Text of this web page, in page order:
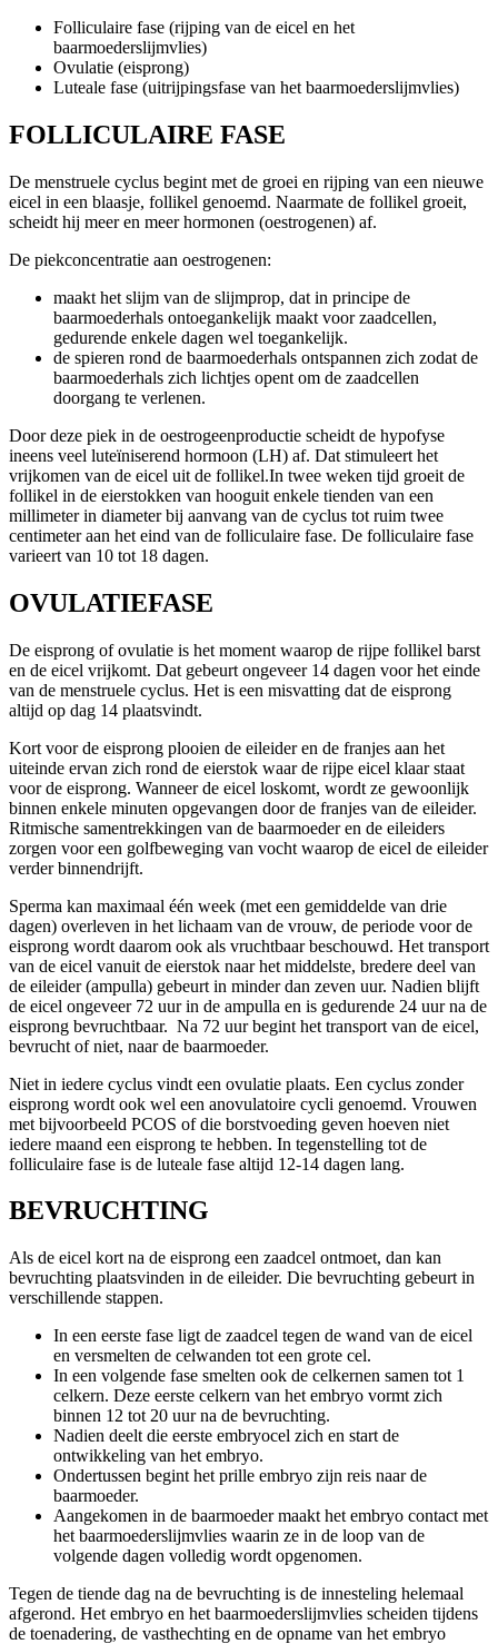
Folliculaire fase (rijping van de eicel en het
baarmoederslijmvlies)
Ovulatie (eisprong)
Luteale fase (uitrijpingsfase van het baarmoederslijmvlies)
FOLLICULAIRE FASE
De menstruele cyclus begint met de groei en rijping van een nieuwe
eicel in een blaasje, follikel genoemd. Naarmate de follikel groeit,
scheidt hij meer en meer hormonen (oestrogenen) af.
De piekconcentratie aan oestrogenen:
maakt het slijm van de slijmprop, dat in principe de
baarmoederhals ontoegankelijk maakt voor zaadcellen,
gedurende enkele dagen wel toegankelijk.
de spieren rond de baarmoederhals ontspannen zich zodat de
baarmoederhals zich lichtjes opent om de zaadcellen
doorgang te verlenen.
Door deze piek in de oestrogeenproductie scheidt de hypofyse
ineens veel luteïniserend hormoon (LH) af. Dat stimuleert het
vrijkomen van de eicel uit de follikel.In twee weken tijd groeit de
follikel in de eierstokken van hooguit enkele tienden van een
millimeter in diameter bij aanvang van de cyclus tot ruim twee
centimeter aan het eind van de folliculaire fase. De folliculaire fase
varieert van 10 tot 18 dagen.
OVULATIEFASE
De eisprong of ovulatie is het moment waarop de rijpe follikel barst
en de eicel vrijkomt. Dat gebeurt ongeveer 14 dagen voor het einde
van de menstruele cyclus. Het is een misvatting dat de eisprong
altijd op dag 14 plaatsvindt.
Kort voor de eisprong plooien de eileider en de franjes aan het
uiteinde ervan zich rond de eierstok waar de rijpe eicel klaar staat
voor de eisprong. Wanneer de eicel loskomt, wordt ze gewoonlijk
binnen enkele minuten opgevangen door de franjes van de eileider.
Ritmische samentrekkingen van de baarmoeder en de eileiders
zorgen voor een golfbeweging van vocht waarop de eicel de eileider
verder binnendrijft.
Sperma kan maximaal één week (met een gemiddelde van drie
dagen) overleven in het lichaam van de vrouw, de periode voor de
eisprong wordt daarom ook als vruchtbaar beschouwd. Het transport
van de eicel vanuit de eierstok naar het middelste, bredere deel van
de eileider (ampulla) gebeurt in minder dan zeven uur. Nadien blijft
de eicel ongeveer 72 uur in de ampulla en is gedurende 24 uur na de
eisprong bevruchtbaar. Na 72 uur begint het transport van de eicel,
bevrucht of niet, naar de baarmoeder.
Niet in iedere cyclus vindt een ovulatie plaats. Een cyclus zonder
eisprong wordt ook wel een anovulatoire cycli genoemd. Vrouwen
met bijvoorbeeld PCOS of die borstvoeding geven hoeven niet
iedere maand een eisprong te hebben. In tegenstelling tot de
folliculaire fase is de luteale fase altijd 12-14 dagen lang.
BEVRUCHTING
Als de eicel kort na de eisprong een zaadcel ontmoet, dan kan
bevruchting plaatsvinden in de eileider. Die bevruchting gebeurt in
verschillende stappen.
In een eerste fase ligt de zaadcel tegen de wand van de eicel
en versmelten de celwanden tot een grote cel.
In een volgende fase smelten ook de celkernen samen tot 1
celkern. Deze eerste celkern van het embryo vormt zich
binnen 12 tot 20 uur na de bevruchting.
Nadien deelt die eerste embryocel zich en start de
ontwikkeling van het embryo.
Ondertussen begint het prille embryo zijn reis naar de
baarmoeder.
Aangekomen in de baarmoeder maakt het embryo contact met
het baarmoederslijmvlies waarin ze in de loop van de
volgende dagen volledig wordt opgenomen.
Tegen de tiende dag na de bevruchting is de innesteling helemaal
afgerond. Het embryo en het baarmoederslijmvlies scheiden tijdens
de toenadering, de vasthechting en de opname van het embryo